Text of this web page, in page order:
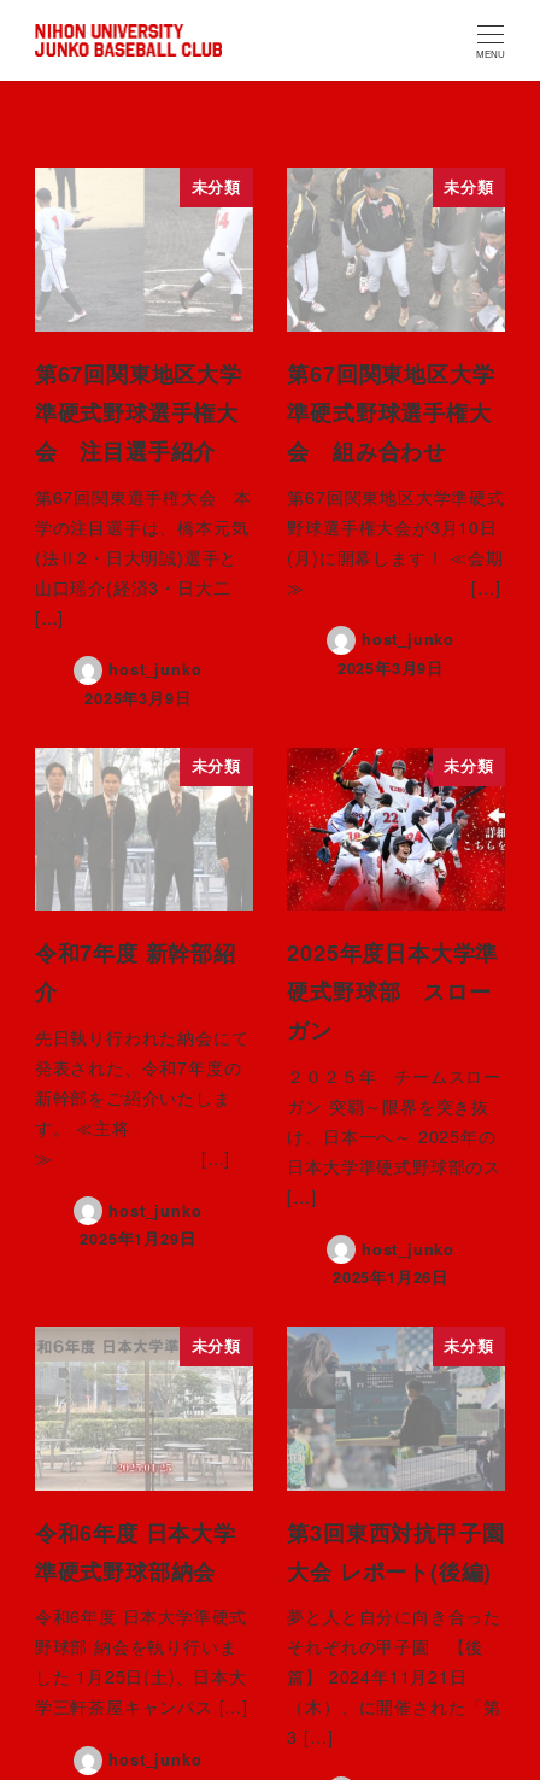
MENU
未分類
第67回関東地区大学
準硬式野球選手権大
会 注目選手紹介
第67回関東選手権大会 本
学の注目選手は、橋本元気
(法Ⅱ2・日大明誠)選手と
山口瑶介(経済3・日大二
[…]
host_junko
2025年3月9日
未分類
第67回関東地区大学
準硬式野球選手権大
会 組み合わせ
第67回関東地区大学準硬式
野球選手権大会が3月10日
(月)に開幕します！ ≪会期
≫ […]
host_junko
2025年3月9日
未分類
令和7年度 新幹部紹
介
先日執り行われた納会にて
発表された、令和7年度の
新幹部をご紹介いたしま
す。 ≪主将
≫ […]
host_junko
2025年1月29日
未分類
2025年度日本大学準
硬式野球部 スロー
ガン
２０２５年 チームスロー
ガン 突覇～限界を突き抜
け、日本一へ～ 2025年の
日本大学準硬式野球部のス
[…]
host_junko
2025年1月26日
未分類
令和6年度 日本大学
準硬式野球部納会
令和6年度 日本大学準硬式
野球部 納会を執り行いま
した 1月25日(土)、日本大
学三軒茶屋キャンパス […]
host_junko
未分類
第3回東西対抗甲子園
大会 レポート(後編)
夢と人と自分に向き合った
それぞれの甲子園 【後
篇】 2024年11月21日
（木）、に開催された「第
3 […]